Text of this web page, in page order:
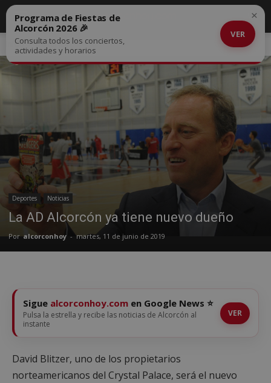
Inicio Deportes
Deportes Noticias
La AD Alcorcón ya tiene nuevo dueño
Por alcorconhoy - martes, 11 de junio de 2019
Programa de Fiestas de
Alcorcón 2026 🎉
Consulta todos los conciertos,
actividades y horarios
VER
×
Sigue alcorconhoy.com en Google News ⭐
Pulsa la estrella y recibe las noticias de Alcorcón al
instante
VER
David Blitzer, uno de los propietarios
norteamericanos del Crystal Palace, será el nuevo